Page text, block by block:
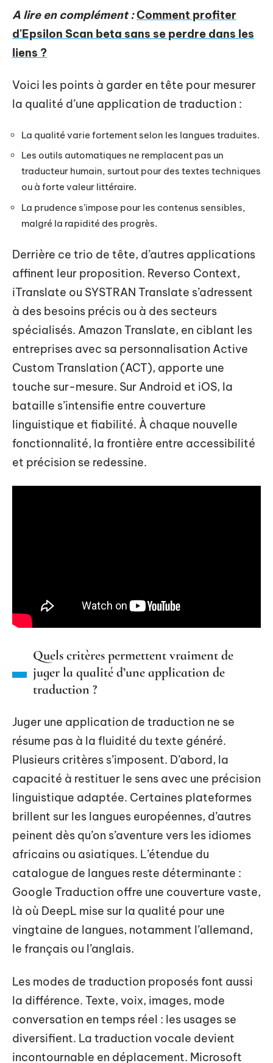
A lire en complément :Comment profiter
d'Epsilon Scan beta sans se perdre dans les
liens ?
Voici les points à garder en tête pour mesurer
la qualité d’une application de traduction :
La qualité varie fortement selon les langues traduites.
Les outils automatiques ne remplacent pas un
traducteur humain, surtout pour des textes techniques
ou à forte valeur littéraire.
La prudence s’impose pour les contenus sensibles,
malgré la rapidité des progrès.
Derrière ce trio de tête, d’autres applications
affinent leur proposition. Reverso Context,
iTranslate ou SYSTRAN Translate s’adressent
à des besoins précis ou à des secteurs
spécialisés. Amazon Translate, en ciblant les
entreprises avec sa personnalisation Active
Custom Translation (ACT), apporte une
touche sur-mesure. Sur Android et iOS, la
bataille s’intensifie entre couverture
linguistique et fiabilité. À chaque nouvelle
fonctionnalité, la frontière entre accessibilité
et précision se redessine.
Quels critères permettent vraiment de
juger la qualité d’une application de
traduction ?
Juger une application de traduction ne se
résume pas à la fluidité du texte généré.
Plusieurs critères s’imposent. D’abord, la
capacité à restituer le sens avec une précision
linguistique adaptée. Certaines plateformes
brillent sur les langues européennes, d’autres
peinent dès qu’on s’aventure vers les idiomes
africains ou asiatiques. L’étendue du
catalogue de langues reste déterminante :
Google Traduction offre une couverture vaste,
là où DeepL mise sur la qualité pour une
vingtaine de langues, notamment l’allemand,
le français ou l’anglais.
Les modes de traduction proposés font aussi
la différence. Texte, voix, images, mode
conversation en temps réel : les usages se
diversifient. La traduction vocale devient
incontournable en déplacement. Microsoft